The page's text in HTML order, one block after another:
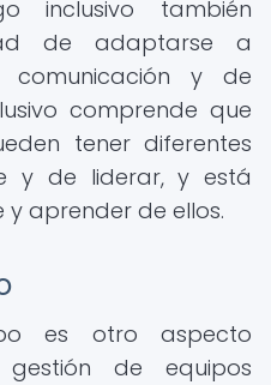
inclusivo también
de adaptarse a
comunicación y de
comprende que
tener diferentes
y de liderar, y está
aprender de ellos.
es otro aspecto
de equipos